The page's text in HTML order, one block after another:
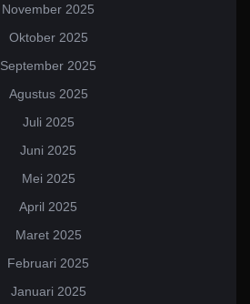
November 2025
Oktober 2025
September 2025
Agustus 2025
Juli 2025
Juni 2025
Mei 2025
April 2025
Maret 2025
Februari 2025
Januari 2025